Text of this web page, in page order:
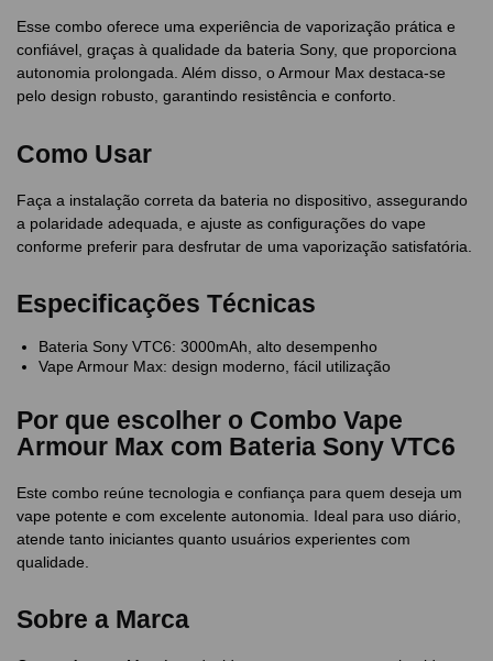
Esse combo oferece uma experiência de vaporização prática e
confiável, graças à qualidade da bateria Sony, que proporciona
autonomia prolongada. Além disso, o Armour Max destaca-se
pelo design robusto, garantindo resistência e conforto.
Como Usar
Faça a instalação correta da bateria no dispositivo, assegurando
a polaridade adequada, e ajuste as configurações do vape
conforme preferir para desfrutar de uma vaporização satisfatória.
Especificações Técnicas
Bateria Sony VTC6: 3000mAh, alto desempenho
Vape Armour Max: design moderno, fácil utilização
Por que escolher o Combo Vape
Armour Max com Bateria Sony VTC6
Este combo reúne tecnologia e confiança para quem deseja um
vape potente e com excelente autonomia. Ideal para uso diário,
atende tanto iniciantes quanto usuários experientes com
qualidade.
Sobre a Marca